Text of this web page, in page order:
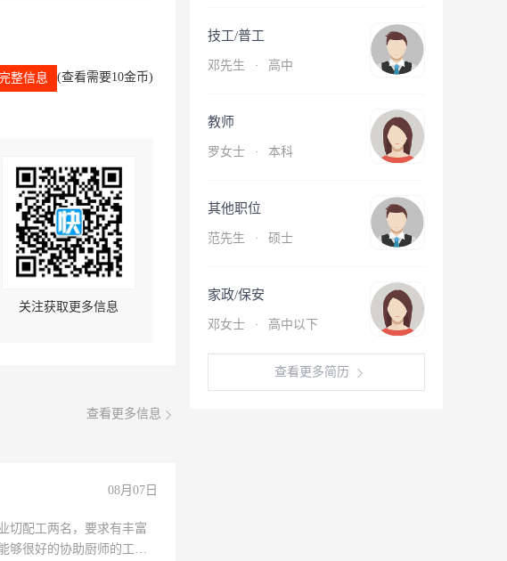
整信息 (查看需要10金币)
关注获取更多信息
查看更多信息
08月07日
切配工两名，要求有丰富
够很好的协助厨师的工
技工/普工
邓先生 · 高中
教师
罗女士 · 本科
其他职位
范先生 · 硕士
家政/保安
邓女士 · 高中以下
查看更多简历